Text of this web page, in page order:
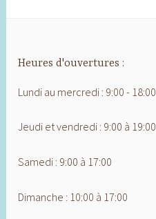
Heures d'ouvertures :
Lundi au mercredi : 9:00 - 18:00
Jeudi et vendredi : 9:00 à 19:00
Samedi : 9:00 à 17:00
Dimanche : 10:00 à 17:00